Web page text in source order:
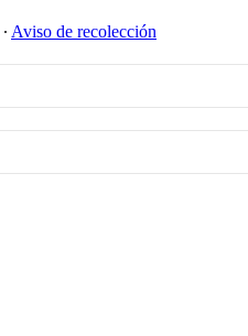
∙ Aviso de recolección